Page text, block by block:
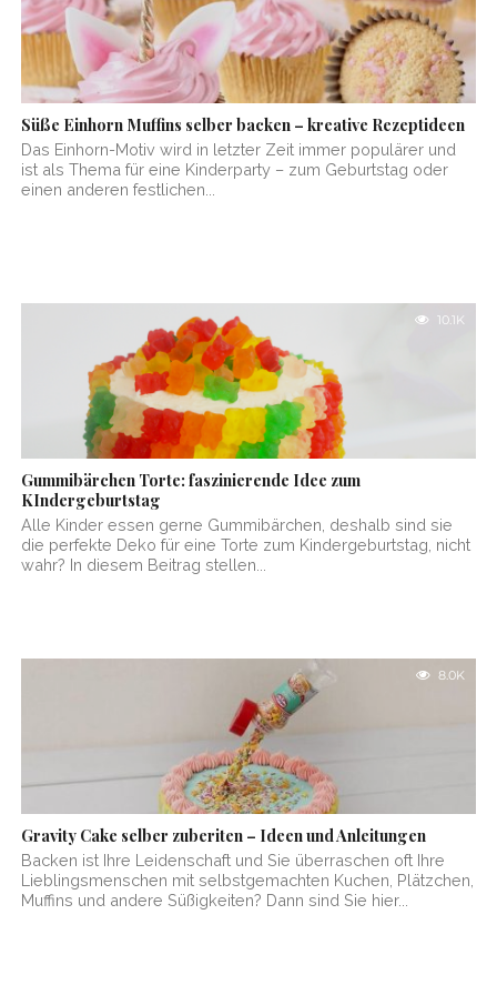
Süße Einhorn Muffins selber backen – kreative Rezeptideen
Das Einhorn-Motiv wird in letzter Zeit immer populärer und
ist als Thema für eine Kinderparty – zum Geburtstag oder
einen anderen festlichen...
10.1K
Gummibärchen Torte: faszinierende Idee zum
KIndergeburtstag
Alle Kinder essen gerne Gummibärchen, deshalb sind sie
die perfekte Deko für eine Torte zum Kindergeburtstag, nicht
wahr? In diesem Beitrag stellen...
8.0K
Gravity Cake selber zuberiten – Ideen und Anleitungen
Backen ist Ihre Leidenschaft und Sie überraschen oft Ihre
Lieblingsmenschen mit selbstgemachten Kuchen, Plätzchen,
Muffins und andere Süßigkeiten? Dann sind Sie hier...